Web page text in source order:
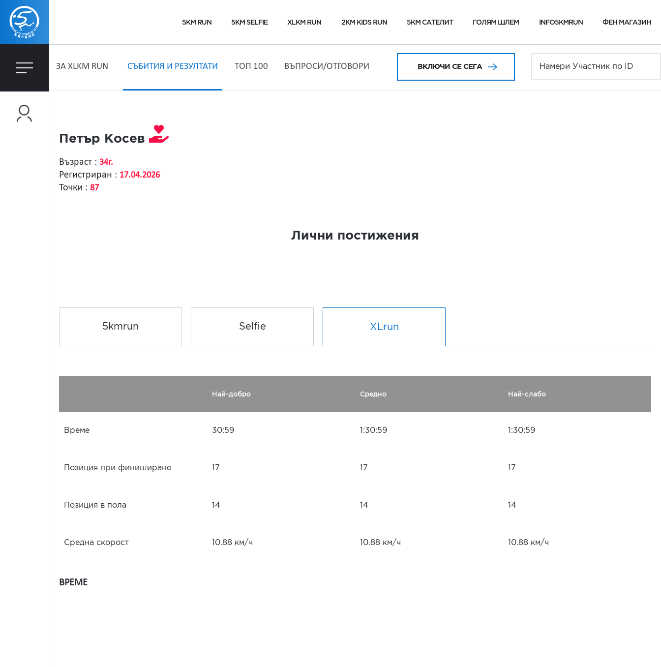
5KM RUN 5KM SELFIE XLKM RUN 2KM KIDS RUN 5KM САТЕЛИТ ГОЛЯМ ШЛЕМ INFO5KMRUN ФЕН МАГАЗИН
ЗA XLKM RUN СЪБИТИЯ И РЕЗУЛТАТИ ТОП 100 ВЪПРОСИ/ОТГОВОРИ ВКЛЮЧИ СЕ СЕГА
Петър Косев
Възраст : 34г.
Регистриран : 17.04.2026
Точки : 87
Лични постижения
5kmrun Selfie XLrun
Най-добро Средно Най-слабо
Време 30:59 1:30:59 1:30:59
Позиция при финиширане 17 17 17
Позиция в пола 14 14 14
Средна скорост 10.88 км/ч 10.88 км/ч 10.88 км/ч
ВРЕМЕ